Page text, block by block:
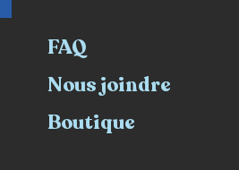
FAQ
Nous joindre
Boutique